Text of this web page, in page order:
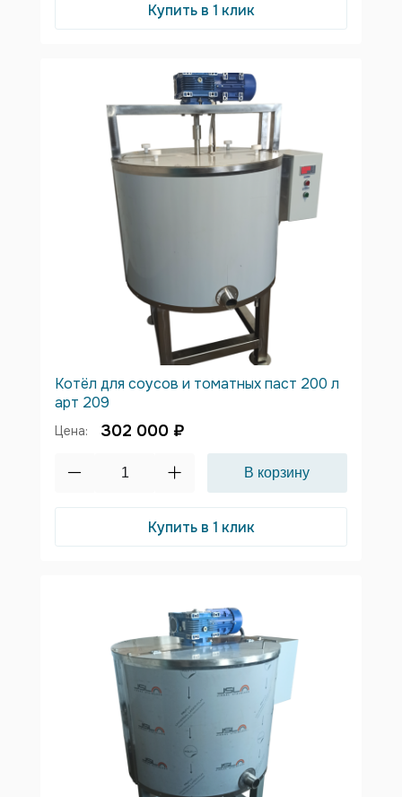
Купить в 1 клик
Котёл для соусов и томатных паст 200 л
арт 209
Цена: 302 000 ₽
Купить в 1 клик